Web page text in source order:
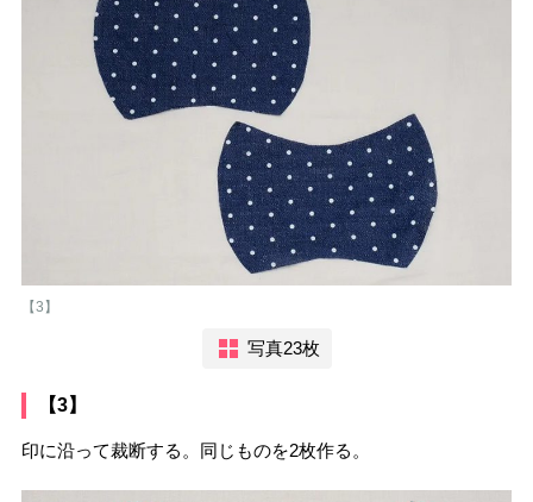
【3】
写真23枚
【3】
印に沿って裁断する。同じものを2枚作る。